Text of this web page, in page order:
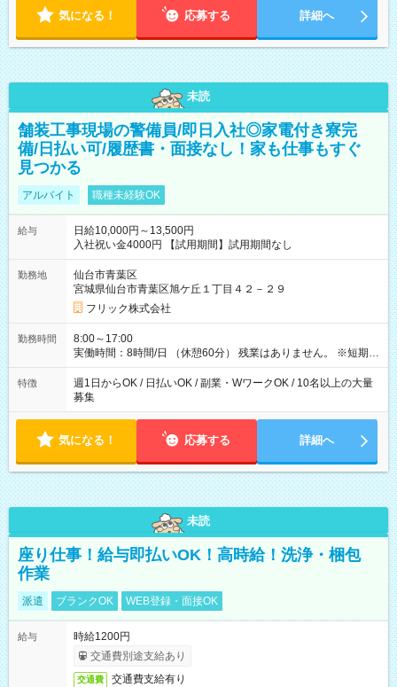
気になる！ 応募する 詳細へ
未読
舗装工事現場の警備員/即日入社◎家電付き寮完
備/日払い可/履歴書・面接なし！家も仕事もすぐ
見つかる
アルバイト 職種未経験OK
給与
日給10,000円～13,500円
入社祝い金4000円 【試用期間】試用期間なし
勤務地
仙台市青葉区
宮城県仙台市青葉区旭ケ丘１丁目４２－２９
フリック株式会社
勤務時間
8:00～17:00
実働時間：8時間/日 （休憩60分） 残業はありません。 ※短期の
募集は行っておりません。予めご了承くださいませ。
特徴
週1日からOK / 日払いOK / 副業・WワークOK / 10名以上の大量
募集
気になる！ 応募する 詳細へ
未読
座り仕事！給与即払いOK！高時給！洗浄・梱包
作業
派遣 ブランクOK WEB登録・面接OK
給与
時給1200円
交通費別途支給あり
交通費 交通費支給有り